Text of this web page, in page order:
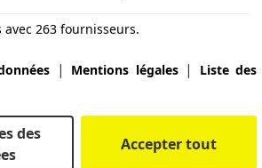
115 ch Momentum GAR 1 AN r
263 fournisseurs.
| Mentions légales|
Liste des
des
Accepter tout